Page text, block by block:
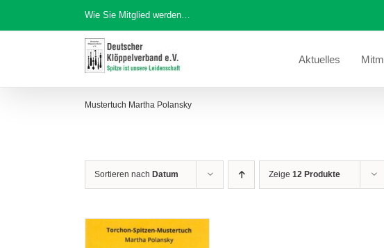
Inhalt
Wie Sie Mitglied werden…
Aktuelles
Mustertuch Martha Polansky
Sortieren nach Datum Zeige 12 Produkte